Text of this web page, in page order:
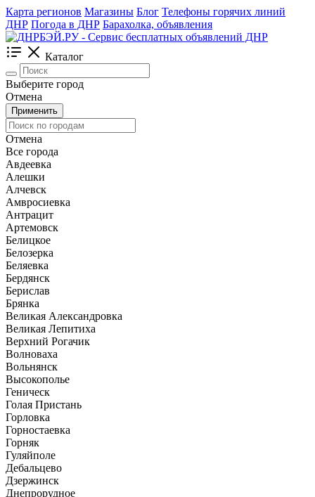
Карта регионов Магазины Блог Телефоны горячих линий
ДНР Погода в ДНР Барахолка, объявления
Каталог
Выберите город
Отмена
Применить
Отмена
Все города
Авдеевка
Алешки
Алчевск
Амвросиевка
Антрацит
Артемовск
Белицкое
Белозерка
Беляевка
Бердянск
Берислав
Брянка
Великая Александровка
Великая Лепитиха
Верхний Рогачик
Волноваха
Вольнянск
Высокополье
Геническ
Голая Пристань
Горловка
Горностаевка
Горняк
Гуляйполе
Дебальцево
Дзержинск
Днепрорудное